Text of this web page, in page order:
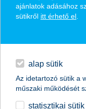
English
ajánlatok adásához
sütikről itt érhető el
alap sütik
Az idetartozó sütik a
műszaki működését
statisztikai sütik